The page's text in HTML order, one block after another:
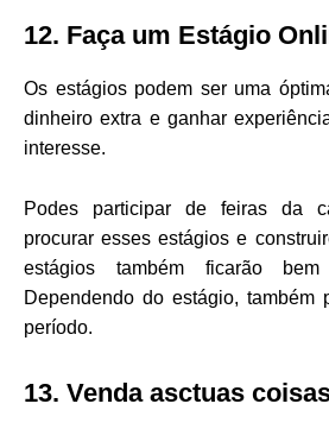
12. Faça um Estágio
Os estágios podem ser uma
dinheiro extra e ganhar
interesse.
Podes participar de feiras da
procurar esses estágios e
estágios também ficarão
Dependendo do estágio, também
período.
13. Venda asctuas